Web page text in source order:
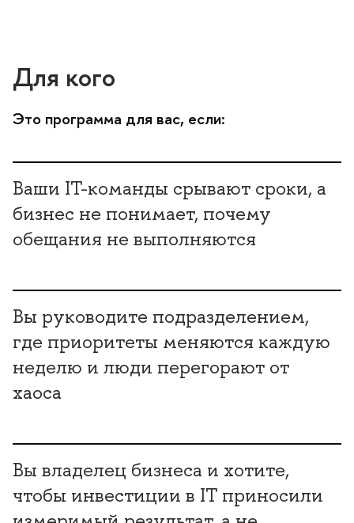
Для кого
Это программа для вас, если:
аши IT-команды срывают сроки, а
изнес не понимает, почему
обещания не выполняются
ы руководите подразделением,
де приоритеты меняются каждую
неделю и люди перегорают от
хаоса
ы владелец бизнеса и хотите,
чтобы инвестиции в IT приносили